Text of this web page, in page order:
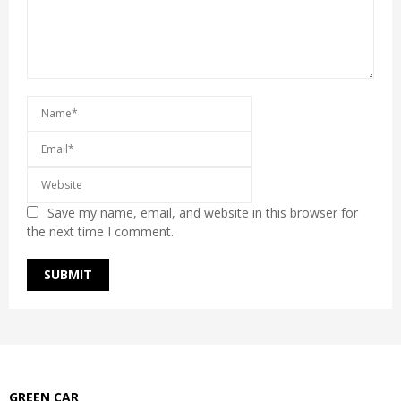
Save my name, email, and website in this browser for
the next time I comment.
GREEN CAR